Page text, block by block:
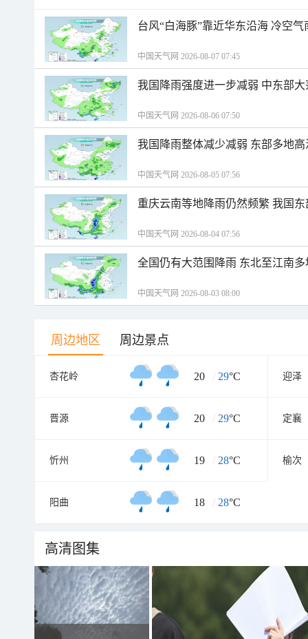
台风“白海豚”靠近华东沿海 冷空
中国天气网 2026-08-07 07:45
我国降雨强度进一步减弱 中东部
中国天气网 2026-08-06 07:50
我国降雨整体减少减弱 东部多地
中国天气网 2026-08-05 07:56
重庆云南等地降雨仍然频繁 我国
中国天气网 2026-08-04 07:56
全国仍有大范围降雨 东北至江南
中国天气网 2026-08-03 08:00
周边地区 周边景点
杏花岭 20 / 29°C 迎泽
晋源 20 / 29°C 定襄
忻州 19 / 28°C 榆次
阳曲 18 / 28°C
高清图集